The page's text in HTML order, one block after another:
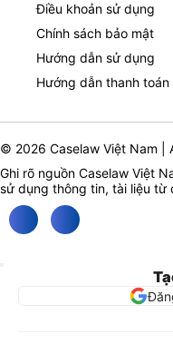
Điều khoản sử dụng
Chính sách bảo mật
Hướng dẫn sử dụng
Hướng dẫn thanh toán
© 2026 Caselaw Việt Nam |
Ghi rõ nguồn Caselaw Việt
sử dụng thông tin, tài liệu từ